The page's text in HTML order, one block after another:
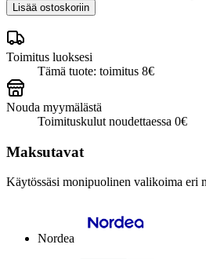
Lisää ostoskoriin
Toimitus luoksesi
Tämä tuote: toimitus 8€
Nouda myymälästä
Toimituskulut noudettaessa 0€
Maksutavat
Käytössäsi monipuolinen valikoima eri
Nordea